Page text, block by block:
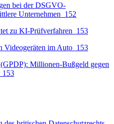
bei der DSGVO-
Unternehmen 152
zu KI-Prüfverfahren 153
Videogeräten im Auto 153
Millionen-Bußgeld gegen
153